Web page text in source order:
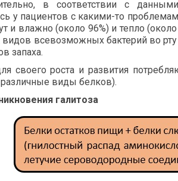
в соответствии с
у пациентов с какими-то
и влажно (около 96%) и тепло
видов всевозможных бактерий во
запаха.
своего роста и развития
виды белков).
галитоза